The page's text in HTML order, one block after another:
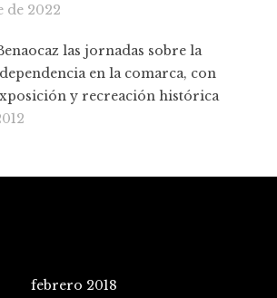
de 2022
las jornadas sobre la
en la comarca, con
y recreación histórica
febrero 2018